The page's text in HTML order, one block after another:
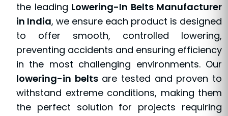
the leading Lowering-In Belts Manufacturer
in India, we ensure each product is designed
to offer smooth, controlled lowering,
preventing accidents and ensuring efficiency
in the most challenging environments. Our
lowering-in beltsare tested and proven to
withstand extreme conditions, making them
the perfect solution for projects requiring